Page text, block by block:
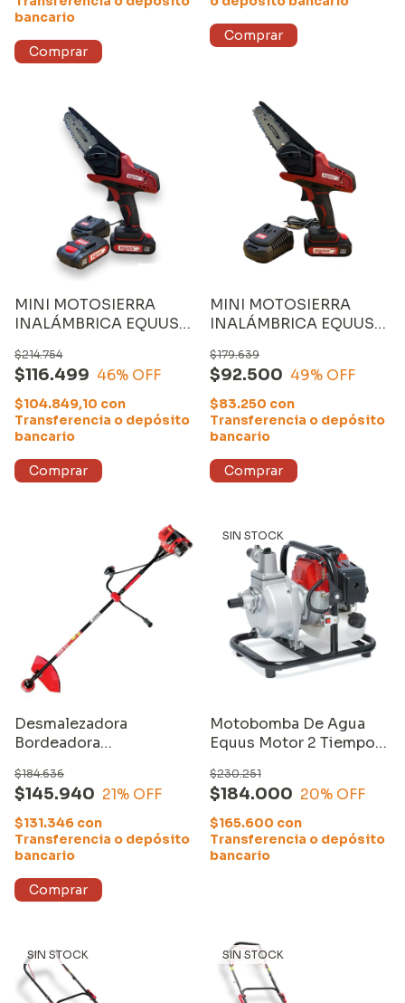
bancario
MINI MOTOSIERRA
INALÁMBRICA EQUUS
DOS BATERÍAS de 1500
mAh
$116.499
$214.754
46% OFF
$104.849,10 con
Transferencia o depósito
bancario
MINI MOTOSIERRA
INALÁMBRICA EQUUS
UNA BATERÍA de 1500
mAh
$92.500
$179.639
49% OFF
$83.250 con
Transferencia o depósito
bancario
Desmalezadora
Bordeadora
Equus ProSeries 52cc
$145.940
$184.636
21% OFF
$131.346 con
Transferencia o depósito
bancario
SIN STOCK
Motobomba De Agua
Equus Motor 2 Tiempos
$184.000
$230.251
20% OFF
$165.600 con
Transferencia o depósito
bancario
SIN STOCK SIN STOCK